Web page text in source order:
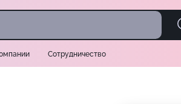
Сотрудничество